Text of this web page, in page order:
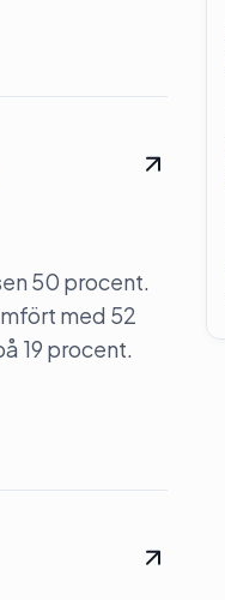
50 procent.
med 52
19 procent.